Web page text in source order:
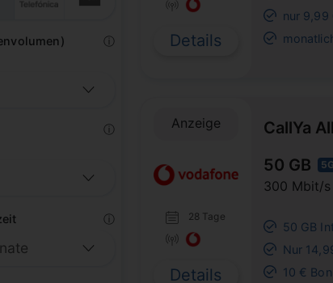
ⓘ
ⓘ
ⓘ
Details
nur
Anzeige
28 Tage
Details
CallYa
50 GB
5G
300 Mbit/s
50 GB
Nur
10 €